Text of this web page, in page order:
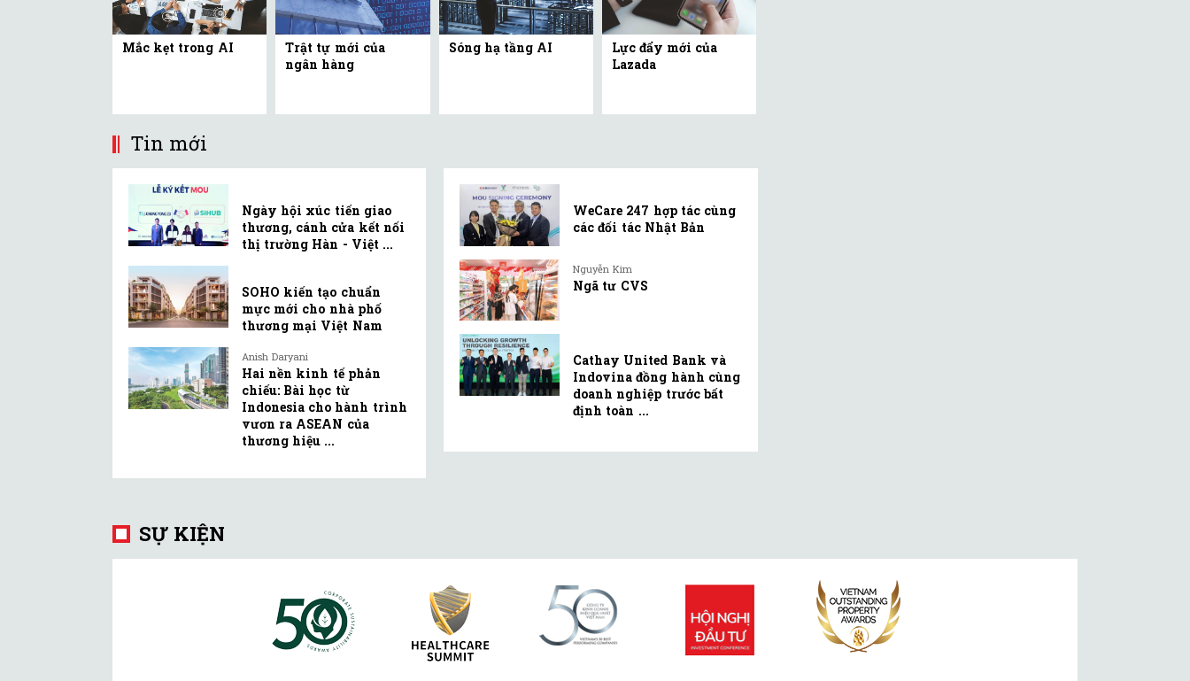
Mắc kẹt trong AI
Trật tự mới của
ngân hàng
Sóng hạ tầng AI
Lực đẩy mới của
Lazada
Tin mới
Ngày hội xúc tiến giao
thương, cánh cửa kết nối
thị trường Hàn - Việt ...
SOHO kiến tạo chuẩn
mực mới cho nhà phố
thương mại Việt Nam
Anish Daryani
Hai nền kinh tế phản
chiếu: Bài học từ
Indonesia cho hành trình
vươn ra ASEAN của
thương hiệu ...
WeCare 247 hợp tác cùng
các đối tác Nhật Bản
Nguyễn Kim
Ngã tư CVS
Cathay United Bank và
Indovina đồng hành cùng
doanh nghiệp trước bất
định toàn ...
SỰ KIỆN